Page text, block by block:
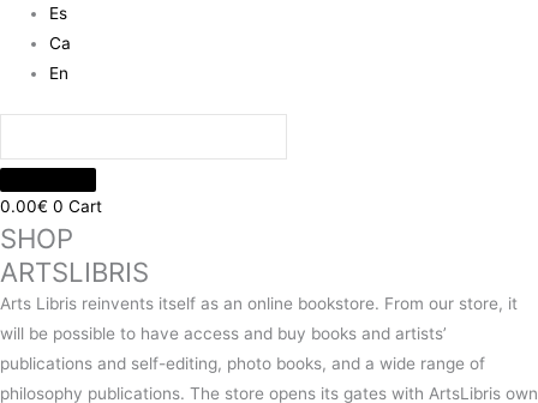
Es
Ca
En
0.00€ 0 Cart
SHOP
ARTSLIBRIS
Arts Libris reinvents itself as an online bookstore. From our store, it
will be possible to have access and buy books and artists’
publications and self-editing, photo books, and a wide range of
philosophy publications. The store opens its gates with ArtsLibris own